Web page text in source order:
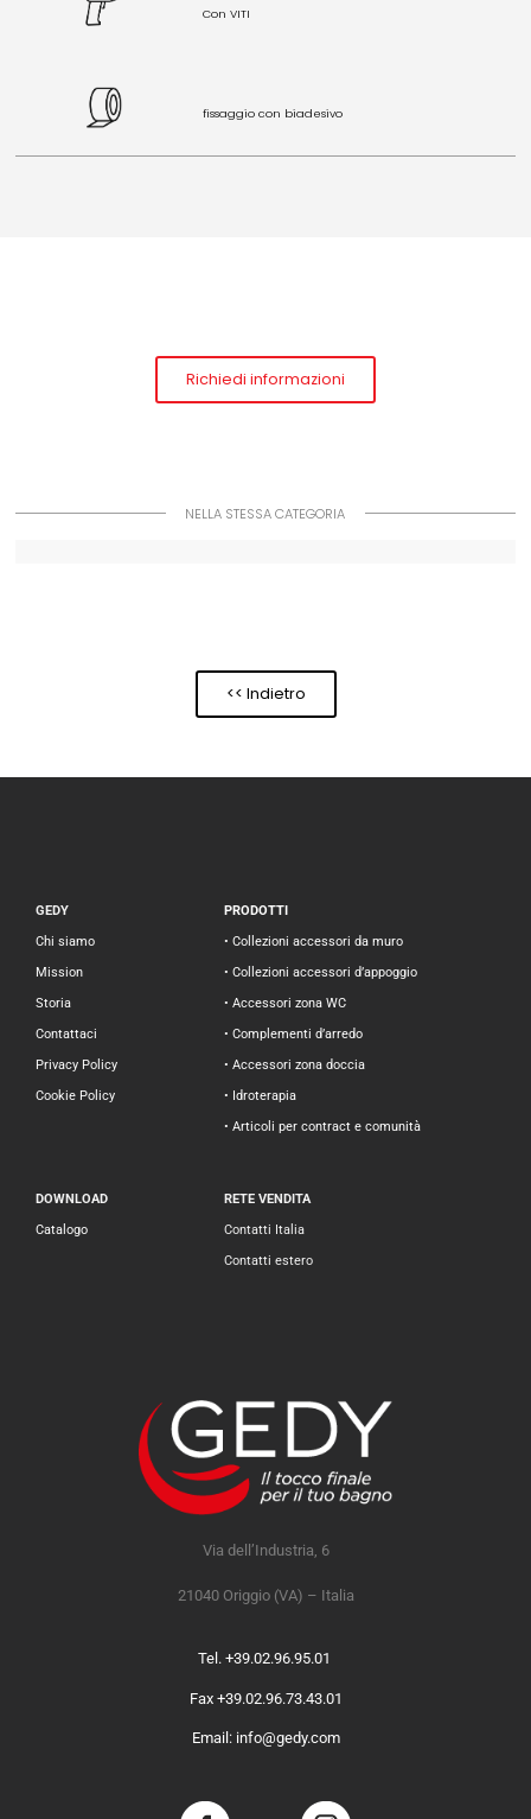
Con VITI
fissaggio con biadesivo
Richiedi informazioni
NELLA STESSA CATEGORIA
<< Indietro
GEDY
Chi siamo
Mission
Storia
Contattaci
Privacy Policy
Cookie Policy
PRODOTTI
• Collezioni accessori da muro
• Collezioni accessori d’appoggio
• Accessori zona WC
• Complementi d’arredo
• Accessori zona doccia
• Idroterapia
• Articoli per contract e comunità
DOWNLOAD
Catalogo
RETE VENDITA
Contatti Italia
Contatti estero
Via dell’Industria, 6
21040 Origgio (VA) – Italia
Tel. +39.02.96.95.01
Fax +39.02.96.73.43.01
Email: info@gedy.com